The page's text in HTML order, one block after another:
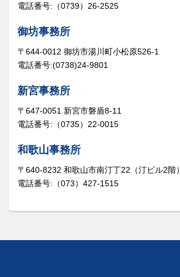
電話番号:（0739）26-2525
御坊事務所
〒644-0012 御坊市湯川町小松原526-1
電話番号:(0738)24-9801
新宮事務所
〒647-0051 新宮市磐盾8-11
電話番号:（0735）22-0015
和歌山事務所
〒640-8232 和歌山市南汀丁22（汀ビル2階）
電話番号:（073）427-1515